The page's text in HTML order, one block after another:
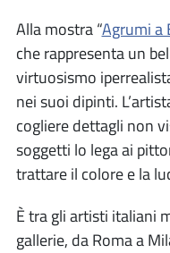
Alla mostra “Agrumi a
che rappresenta un
virtuosismo
nei suoi dipinti.
cogliere dettagli non
soggetti lo lega ai
trattare il colore e la
È tra gli artisti italiani
gallerie, da Roma a